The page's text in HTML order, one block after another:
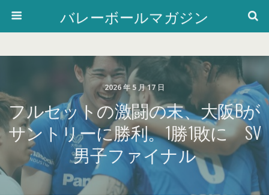
バレーボールマガジン
2026 年 5 月 17 日
フルセットの激闘の末、大阪Bが
サントリーに勝利。1勝1敗に SV
男子ファイナル